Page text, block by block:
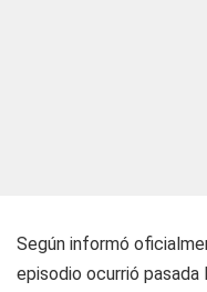
Según informó
episodio ocurrió pasada